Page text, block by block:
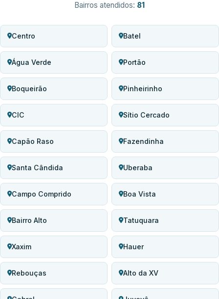
Bairros atendidos: 81
Centro Batel
Água Verde Portão
Boqueirão Pinheirinho
CIC Sítio Cercado
Capão Raso Fazendinha
Santa Cândida Uberaba
Campo Comprido Boa Vista
Bairro Alto Tatuquara
Xaxim Hauer
Rebouças Alto da XV